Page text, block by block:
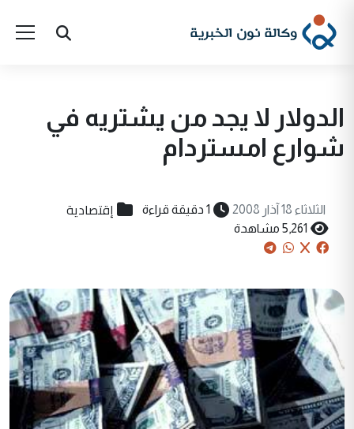
الدولار لا يجد من يشتريه في
شوارع امستردام
الثلاثاء 18 آذار 2008 1 دقيقة قراءة إقتصادية
5,261 مشاهدة